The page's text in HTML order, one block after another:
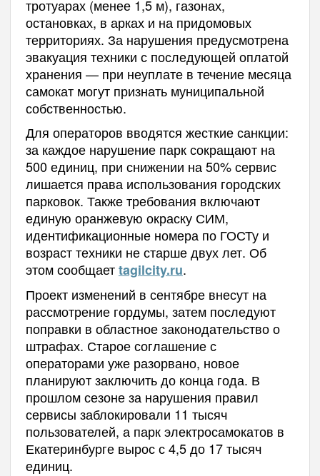
тротуарах (менее 1,5 м), газонах,
остановках, в арках и на придомовых
территориях. За нарушения предусмотрена
эвакуация техники с последующей оплатой
хранения — при неуплате в течение месяца
самокат могут признать муниципальной
собственностью.
Для операторов вводятся жесткие санкции:
за каждое нарушение парк сокращают на
500 единиц, при снижении на 50% сервис
лишается права использования городских
парковок. Также требования включают
единую оранжевую окраску СИМ,
идентификационные номера по ГОСТу и
возраст техники не старше двух лет. Об
этом сообщаетtagilcity.ru.
Проект изменений в сентябре внесут на
рассмотрение гордумы, затем последуют
поправки в областное законодательство о
штрафах. Старое соглашение с
операторами уже разорвано, новое
планируют заключить до конца года. В
прошлом сезоне за нарушения правил
сервисы заблокировали 11 тысяч
пользователей, а парк электросамокатов в
Екатеринбурге вырос с 4,5 до 17 тысяч
единиц.